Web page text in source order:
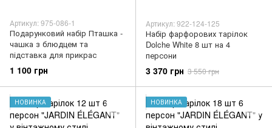
Артикул: 975-086-1
Подарунковий набір Пташка -
чашка з блюдцем та
підставка для прикрас
1 100 грн
Артикул: 922-124-125
Набір фарфорових тарілок
Dolche White 8 шт на 4
персони
3 370 грн 3 550 грн
НОВИНКА НОВИНКА